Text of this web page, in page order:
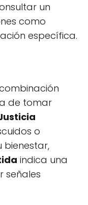
un
como
específica.
de tomar
o
bienestar,
indica una
señales